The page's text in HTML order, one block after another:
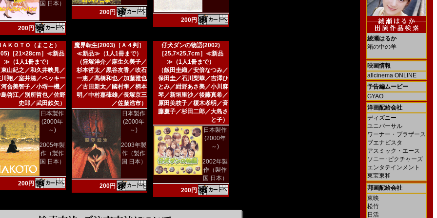
国 日本）
200円
200円
200円
ＡＫＯＴＯ（まこと）
［21×28cm］≪新品
≫（1人1冊まで）
山紀之／和久井映見／
翔／室井滋／ベッキー
合美智子／小堺一機／
啓江／別所哲也／佐野
史郎／武田鉄矢）
日本製作
(2000年
～)
2005年製
作（製作
国 日本）
200円
魔界転生(2003)［Ａ４判］
≪新品≫（1人1冊まで）
（窪塚洋介／麻生久美子／
杉本哲太／黒谷友香／吹石
一恵／高橋和也／加藤雅也
／古田新太／國村隼／柄本
明／中村嘉葎雄／長塚京三
／佐藤浩市）
日本製作
(2000年
～)
2003年製
作（製作
国 日本）
200円
仔犬ダンの物語(2002)
［25,7×25,7cm］≪新品
≫（1人1冊まで）
（飯田圭織／安倍なつみ／
保田圭／石川梨華／吉澤ひ
とみ／紺野あさ美／小川麻
琴／新垣里沙／後藤真希／
原田美枝子／榎木孝明／斉
藤慶子／杉田二郎／大島さ
と子）
日本製作
(2000年
～)
2002年製
作（製作
国 日本）
200円
綾瀬はるか
箱の中の羊
映画情報
allcinema ONLINE
予告編ムービー
GYAO
洋画配給会社
ディズニー
ユニバーサル
ワーナー・ブラザース
ブエナビスタ
アスミック・エース
ソニー･ピクチャーズ
エンタテインメント
東宝東和
邦画配給会社
東映
松竹
日活